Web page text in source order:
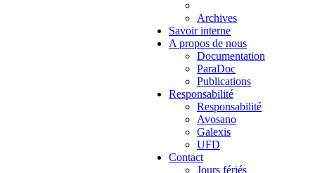
Archives
Savoir interne
A propos de nous
Documentation
ParaDoc
Publications
Responsabilité
Responsabilité
Avosano
Galexis
UFD
Contact
Jours fériés